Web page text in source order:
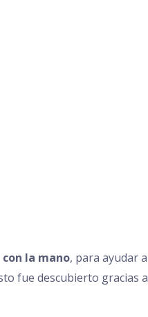
la mano, para ayudar a
fue descubierto gracias a